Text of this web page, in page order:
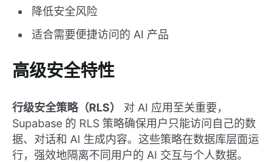
降低安全风险
适合需要便捷访问的 AI 产品
高级安全特性
行级安全策略（RLS）
对 AI 应用至关重要，
Supabase 的 RLS 策略确保用户只能访问自己的数
据、对话和 AI 生成内容。这些策略在数据库层面运
行，强效地隔离不同用户的 AI 交互与个人数据。